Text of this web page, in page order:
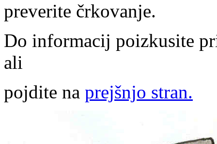
preverite črkovanje.
Do informacij poizkusite
ali
pojdite na prejšnjo stran.